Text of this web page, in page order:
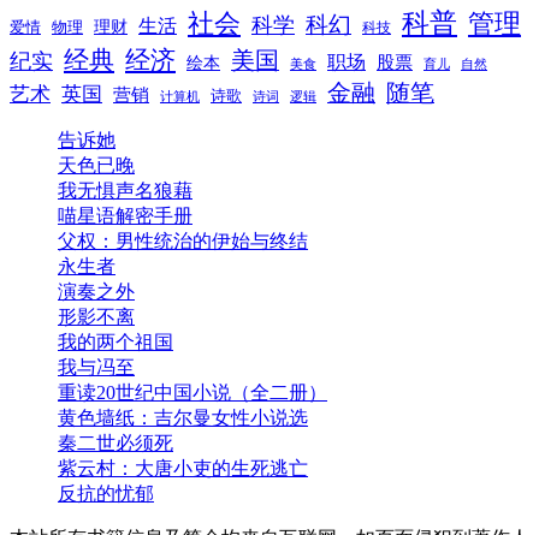
爱情 物理 理财 生活 社会 科学 科幻 科技 科普 管理
纪实 经典 经济 绘本 美国 美食 职场 股票 育儿 自然
艺术 英国 营销 计算机 诗歌 诗词 逻辑 金融 随笔
告诉她
天色已晚
我无惧声名狼藉
喵星语解密手册
父权：男性统治的伊始与终结
永生者
演奏之外
形影不离
我的两个祖国
我与冯至
重读20世纪中国小说（全二册）
黄色墙纸：吉尔曼女性小说选
秦二世必须死
紫云村：大唐小吏的生死逃亡
反抗的忧郁